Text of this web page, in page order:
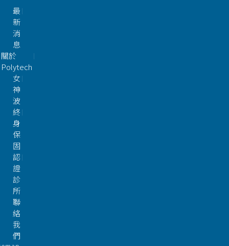
最
新
消
息
關於
Polytech
女
神
波
終
身
保
固
認
證
診
所
聯
絡
我
們